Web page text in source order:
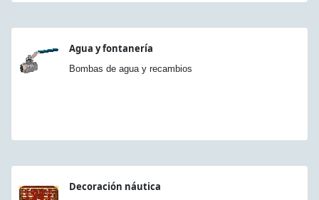
Agua y fontanería
Bombas de agua y recambios
Decoración náutica